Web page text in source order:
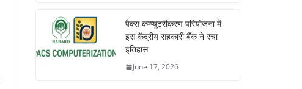
पैक्स कम्प्यूटरीकरण परियोजना में
इस केंद्रीय सहकारी बैंक ने रचा
इतिहास
June 17, 2026